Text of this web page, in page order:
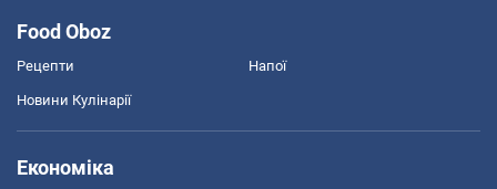
Food Oboz
Рецепти Напої
Новини Кулінарії
Економіка